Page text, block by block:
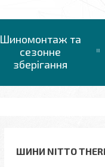
Шиномонтаж та
сезонне
зберігання
ШИНИ NITTO